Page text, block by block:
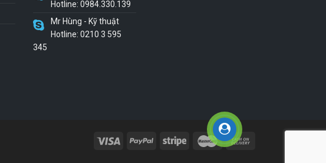
Hotline: 0984.330.139
Mr Hùng - Kỹ thuật
Hotline: 0210 3 595
345